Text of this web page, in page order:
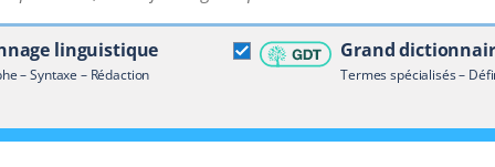
linguistique
– Syntaxe – Rédaction
Grand
Termes spécialisés –
terminologique